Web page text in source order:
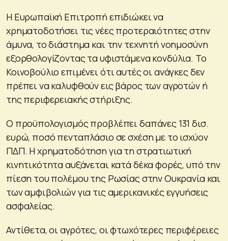
Η Ευρωπαϊκή Επιτροπή επιδιώκει να
χρηματοδοτήσει τις νέες προτεραιότητες στην
άμυνα, το διάστημα και την τεχνητή νοημοσύνη
εξορθολογίζοντας τα υφιστάμενα κονδύλια. Το
Κοινοβούλιο επιμένει ότι αυτές οι ανάγκες δεν
πρέπει να καλυφθούν εις βάρος των αγροτών ή
της περιφερειακής στήριξης.
Ο προϋπολογισμός προβλέπει δαπάνες 131 δισ.
ευρώ, ποσό πενταπλάσιο σε σχέση με το ισχύον
ΠΔΠ. Η χρηματοδότηση για τη στρατιωτική
κινητικότητα αυξάνεται κατά δέκα φορές, υπό την
πίεση του πολέμου της Ρωσίας στην Ουκρανία και
των αμφιβολιών για τις αμερικανικές εγγυήσεις
ασφαλείας.
Αντίθετα, οι αγρότες, οι φτωχότερες περιφέρειες